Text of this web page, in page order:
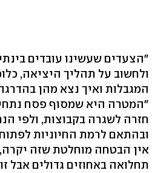
"הצעדים שעשינו עובדים
ולחשוב על תהליך היציאה,
המגבלות ואיך נצא מהן
"המטרה היא שמסוף פסח
חזרה לשגרה בקבוצות, ולפי
ובהתאם לרמת החיוניות
אין הבטחה מוחלטת שזה
תחלואה באחוזים גדולים אבל